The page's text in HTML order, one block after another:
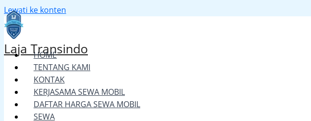
Lewati ke konten
Laja Transindo
HOME
TENTANG KAMI
KONTAK
KERJASAMA SEWA MOBIL
DAFTAR HARGA SEWA MOBIL
SEWA